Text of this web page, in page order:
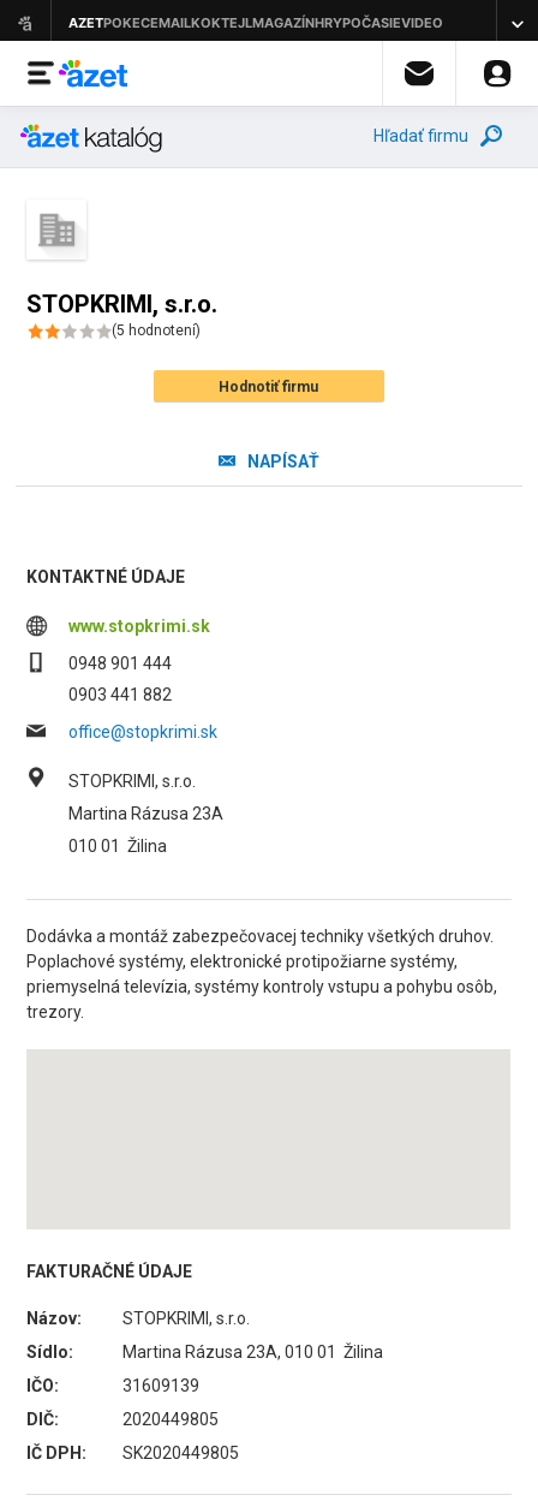
Hľadať firmu
STOPKRIMI, s.r.o.
(5 hodnotení)
Hodnotiť firmu
NAPÍSAŤ
KONTAKTNÉ ÚDAJE
www.stopkrimi.sk
0948 901 444
0903 441 882
office@stopkrimi.sk
STOPKRIMI, s.r.o.
Martina Rázusa 23A
010 01 Žilina
Dodávka a montáž zabezpečovacej techniky všetkých druhov.
Poplachové systémy, elektronické protipožiarne systémy,
priemyselná televízia, systémy kontroly vstupu a pohybu osôb,
trezory.
FAKTURAČNÉ ÚDAJE
Názov:
STOPKRIMI, s.r.o.
Sídlo:
Martina Rázusa 23A, 010 01 Žilina
IČO:
31609139
DIČ:
2020449805
IČ DPH:
SK2020449805